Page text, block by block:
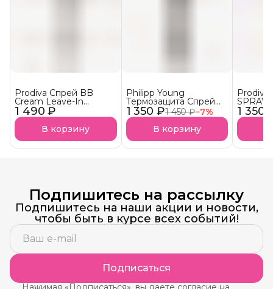
1 490 ₽
Prodiva Спрей BB
Cream Leave-In
Универсальная
кремовая
термозащита для
волос
В корзину
1 350 ₽1 450 ₽−7%
Philipp Young
Термозащита Спрей
Thermal Protection
Hair Spray - Glow
В корзину
1 350
Prodiva
SPRAY
спрей
АКЦИЯ!
Подпишитесь на рассылку
Подпишитесь на наши акции и новости,
чтобы быть в курсе всех событий!
Подписаться